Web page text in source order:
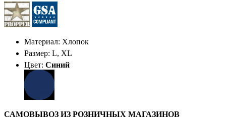
Материал: Хлопок
Размер: L, XL
Цвет: Синий
САМОВЫВОЗ ИЗ РОЗНИЧНЫХ МАГАЗИНОВ